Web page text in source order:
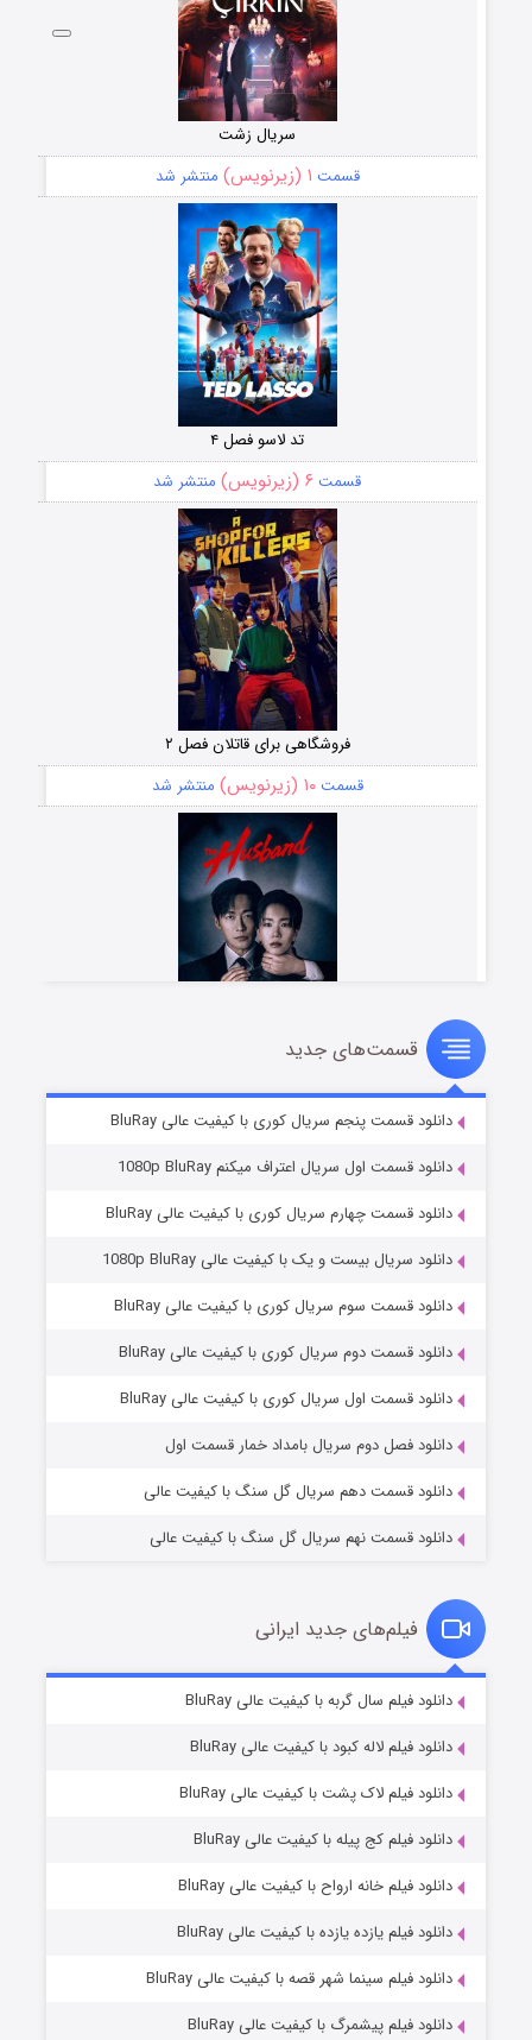
سریال زشت
قسمت ۱ (زیرنویس) منتشر شد
تد لاسو فصل ۴
قسمت ۶ (زیرنویس) منتشر شد
فروشگاهی برای قاتلان فصل ۲
قسمت۱۰ (زیرنویس) منتشر شد
قسمت۸ (زیرنویس) منتشر شد
عملیات آپارتمان
قسمت۲ (زیرنویس) منتشر شد
قسمت۲ (زیرنویس) منتشر شد
قسمت‌های جدید
دانلود قسمت پنجم سریال کوری با کیفیت عالی BluRay
دانلود قسمت اول سریال اعتراف میکنم 1080p BluRay
دانلود قسمت چهارم سریال کوری با کیفیت عالی BluRay
دانلود سریال بیست و یک با کیفیت عالی 1080p BluRay
دانلود قسمت سوم سریال کوری با کیفیت عالی BluRay
دانلود قسمت دوم سریال کوری با کیفیت عالی BluRay
دانلود قسمت اول سریال کوری با کیفیت عالی BluRay
دانلود فصل دوم سریال بامداد خمار قسمت اول
دانلود قسمت دهم سریال گل سنگ با کیفیت عالی
دانلود قسمت نهم سریال گل سنگ با کیفیت عالی
فیلم‌های جدید ایرانی
دانلود فیلم سال گربه با کیفیت عالی BluRay
دانلود فیلم لاله کبود با کیفیت عالی BluRay
دانلود فیلم لاک پشت با کیفیت عالی BluRay
دانلود فیلم کج‌ پیله با کیفیت عالی BluRay
دانلود فیلم خانه ارواح با کیفیت عالی BluRay
دانلود فیلم یازده یازده با کیفیت عالی BluRay
دانلود فیلم سینما شهر قصه با کیفیت عالی BluRay
دانلود فیلم پیشمرگ با کیفیت عالی BluRay